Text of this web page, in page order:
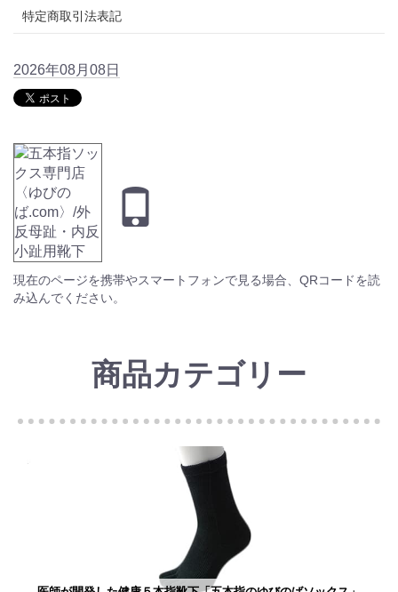
特定商取引法表記
2026年08月08日
現在のページを携帯やスマートフォンで見る場合、QRコードを読
み込んでください。
商品カテゴリー